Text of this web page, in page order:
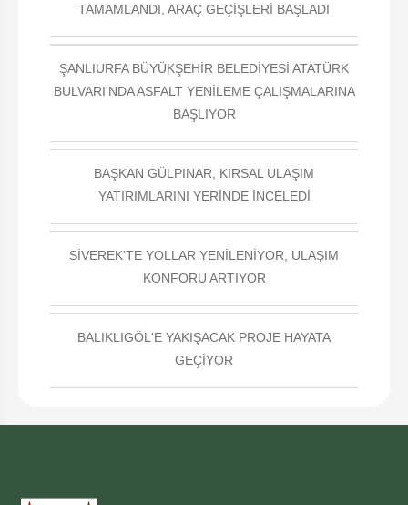
TAMAMLANDI, ARAÇ GEÇİŞLERİ BAŞLADI
ŞANLIURFA BÜYÜKŞEHİR BELEDİYESİ ATATÜRK
BULVARI'NDA ASFALT YENİLEME ÇALIŞMALARINA
BAŞLIYOR
BAŞKAN GÜLPINAR, KIRSAL ULAŞIM
YATIRIMLARINI YERİNDE İNCELEDİ
SİVEREK'TE YOLLAR YENİLENİYOR, ULAŞIM
KONFORU ARTIYOR
BALIKLIGÖL'E YAKIŞACAK PROJE HAYATA
GEÇİYOR